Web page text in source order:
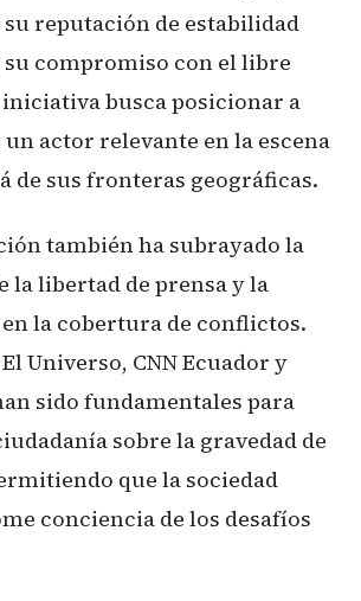
reputación de estabilidad
compromiso con el libre
busca posicionar a
actor relevante en la escena
de sus fronteras geográficas.
también ha subrayado la
la libertad de prensa y la
la cobertura de conflictos.
Universo, CNN Ecuador y
sido fundamentales para
sobre la gravedad de
que la sociedad
conciencia de los desafíos